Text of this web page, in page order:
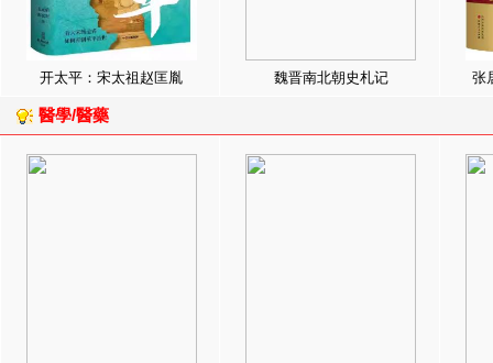
开太平：宋太祖赵匡胤 魏晋南北朝史札记 张
醫學/醫藥